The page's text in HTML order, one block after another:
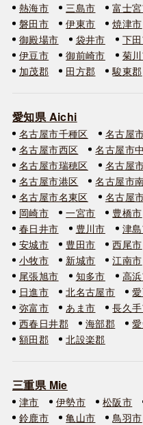
熱海市
三島市 富士
磐田市
伊東市 焼津市
御殿場市
袋井市 下
伊豆市
御前崎市 菊
加茂郡
田方郡 駿東郡
愛知県 Aichi
名古屋市千種区 名古屋
名古屋市西区
名古屋市
名古屋市瑞穂区
名古屋
名古屋市港区
名古屋市
名古屋市名東区
名古屋
岡崎市
一宮市 豊橋市
春日井市
豊川市 津
安城市
豊田市 西尾市
小牧市
新城市 江南市
尾張旭市
知多市 高
日進市
北名古屋市
弥富市
あま市 長久
西春日井郡
海部郡
額田郡
北設楽郡
三重県 Mie
津市 伊勢市 松阪市
鈴鹿市
亀山市 鳥羽市